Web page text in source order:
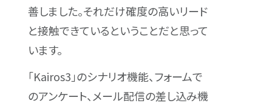
善しました。それだけ確度の高いリード
と接触できているということだと思って
います。
「Kairos3」のシナリオ機能、フォームで
のアンケート、メール配信の差し込み機